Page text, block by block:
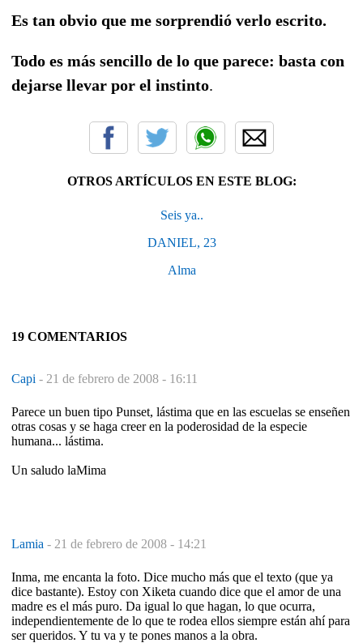
Es tan obvio que me sorprendió verlo escrito.
Todo es más sencillo de lo que parece: basta con
dejarse llevar por el instinto.
OTROS ARTÍCULOS EN ESTE BLOG:
Seis ya..
DANIEL, 23
Alma
19 COMENTARIOS
Capi - 21 de febrero de 2008 - 16:11
Parece un buen tipo Punset, lástima que en las escuelas se enseñen
otras cosas y se haga creer en la poderosidad de la especie
humana... lástima.
Un saludo laMima
Lamia - 21 de febrero de 2008 - 14:21
Inma, me encanta la foto. Dice mucho más que el texto (que ya
dice bastante). Estoy con Xiketa cuando dice que el amor de una
madre es el más puro. Da igual lo que hagan, lo que ocurra,
independientemente de lo que te rodea ellos siempre están ahí para
ser queridos. Y tu va y te pones manos a la obra.